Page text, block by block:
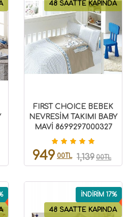
48 SAATTE KAPINDA
FIRST CHOICE BEBEK
NEVRESİM TAKIMI BABY
MAVİ 8699297000327
949 00TL 1,139 00TL
48 SAATTE KAPINDA
İNDİRİM 17%